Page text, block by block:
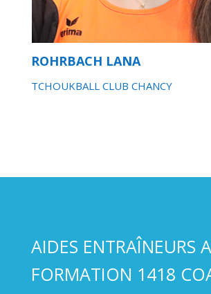
ROHRBACH LANA
TCHOUKBALL CLUB CHANCY
AIDES ENTRAÎNEURS
FORMATION 1418